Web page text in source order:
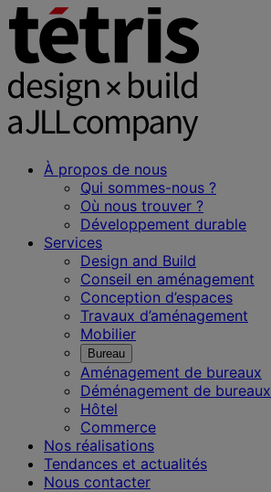
À propos de nous
Qui sommes-nous ?
Où nous trouver ?
Développement durable
Services
Design and Build
Conseil en aménagement
Conception d’espaces
Travaux d’aménagement
Mobilier
Bureau
Aménagement de bureaux
Déménagement de bureaux
Hôtel
Commerce
Nos réalisations
Tendances et actualités
Nous contacter